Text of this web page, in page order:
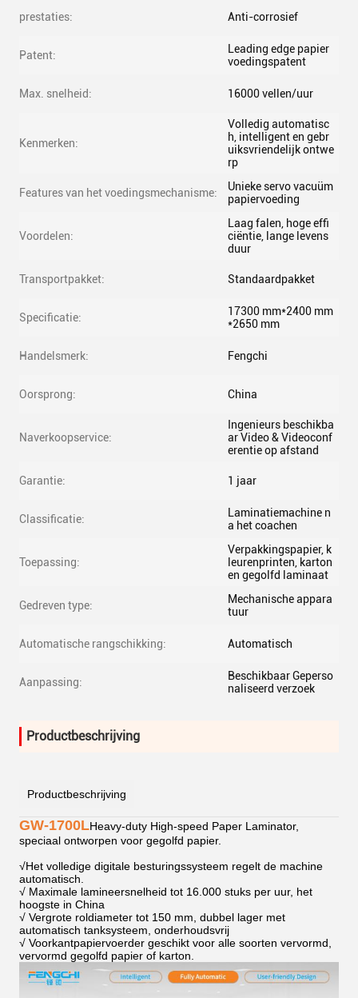
prestaties: Anti-corrosief
Patent:
Leading edge papier
voedingspatent
Max. snelheid: 16000 vellen/uur
Kenmerken:
Volledig automatisc
h, intelligent en gebr
uiksvriendelijk ontwe
rp
Features van het voedingsmechanisme:
Unieke servo vacuüm
papiervoeding
Voordelen:
Laag falen, hoge effi
ciëntie, lange levens
duur
Transportpakket: Standaardpakket
Specificatie:
17300 mm*2400 mm
*2650 mm
Handelsmerk: Fengchi
Oorsprong: China
Naverkoopservice:
Ingenieurs beschikba
ar Video & Videoconf
erentie op afstand
Garantie: 1 jaar
Classificatie:
Laminatiemachine n
a het coachen
Toepassing:
Verpakkingspapier, k
leurenprinten, karton
en gegolfd laminaat
Gedreven type:
Mechanische appara
tuur
Automatische rangschikking: Automatisch
Aanpassing:
Beschikbaar Geperso
naliseerd verzoek
Productbeschrijving
Productbeschrijving
GW-1700LHeavy-duty High-speed Paper Laminator,
speciaal ontworpen voor gegolfd papier.
√Het volledige digitale besturingssysteem regelt de machine
automatisch.
√ Maximale lamineersnelheid tot 16.000 stuks per uur, het
hoogste in China
√ Vergrote roldiameter tot 150 mm, dubbel lager met
automatisch tanksysteem, onderhoudsvrij
√ Voorkantpapiervoerder geschikt voor alle soorten vervormd,
vervormd gegolfd papier of karton.